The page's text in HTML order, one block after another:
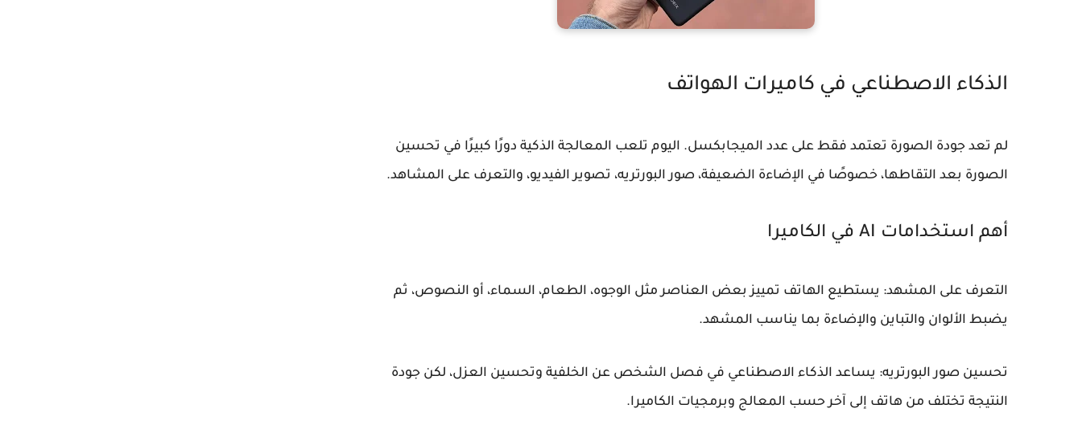
الذكاء الاصطناعي في كاميرات الهواتف
لم تعد جودة الصورة تعتمد فقط على عدد الميجابكسل. اليوم تلعب المعالجة الذكية دورًا كبيرًا في تحسين
الصورة بعد التقاطها، خصوصًا في الإضاءة الضعيفة، صور البورتريه، تصوير الفيديو، والتعرف على المشاهد.
أهم استخدامات AI في الكاميرا
التعرف على المشهد: يستطيع الهاتف تمييز بعض العناصر مثل الوجوه، الطعام، السماء، أو النصوص، ثم
يضبط الألوان والتباين والإضاءة بما يناسب المشهد.
تحسين صور البورتريه: يساعد الذكاء الاصطناعي في فصل الشخص عن الخلفية وتحسين العزل، لكن جودة
النتيجة تختلف من هاتف إلى آخر حسب المعالج وبرمجيات الكاميرا.